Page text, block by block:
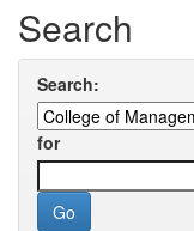
Search
Search:
for